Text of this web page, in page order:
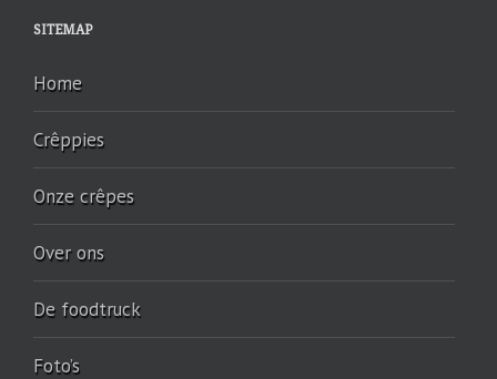
SITEMAP
Home
Crêppies
Onze crêpes
Over ons
De foodtruck
Foto’s